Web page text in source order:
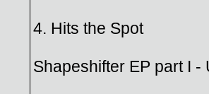
4. Hits the Spot
Shapeshifter EP part I -